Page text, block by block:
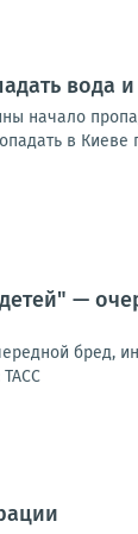
вода и
начало
в
—
бред,